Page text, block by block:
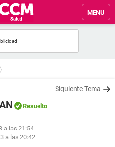
MENU
Siguiente Tema
Resuelto
a las 21:54
a las 20:42